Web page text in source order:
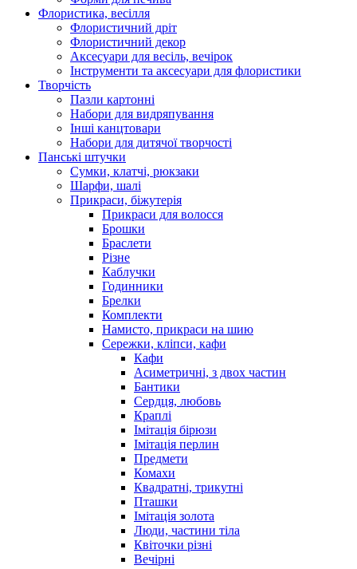
Флористика, весілля
Флористичний дріт
Флористичний декор
Аксесуари для весіль, вечірок
Інструменти та аксесуари для флористики
Творчість
Пазли картонні
Набори для видряпування
Інші канцтовари
Набори для дитячої творчості
Панські штучки
Сумки, клатчі, рюкзаки
Шарфи, шалі
Прикраси, біжутерія
Прикраси для волосся
Брошки
Браслети
Різне
Каблучки
Годинники
Брелки
Комплекти
Намисто, прикраси на шию
Сережки, кліпси, кафи
Кафи
Асиметричні, з двох частин
Бантики
Сердця, любовь
Краплі
Імітація бірюзи
Імітація перлин
Предмети
Комахи
Квадратні, трикутні
Пташки
Імітація золота
Люди, частини тіла
Квіточки різні
Вечірні